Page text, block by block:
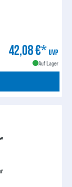
42,08 €* UVP
Auf Lager